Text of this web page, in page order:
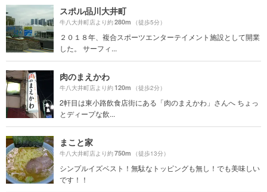
スポル品川大井町
牛八大井町店より約280m （徒歩5分）
２０１８年、複合スポーツエンターテイメント施設として開業
した。 サーフィ...
肉のまえかわ
牛八大井町店より約120m （徒歩2分）
2軒目は東小路飲食店街にある「肉のまえかわ」さんへ ちょっ
とディープな飲...
まこと家
牛八大井町店より約750m （徒歩13分）
シンプルイズベスト！無駄なトッピングも無し！でも美味しい
です！！